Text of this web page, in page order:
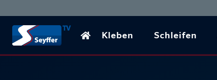
Kleben Schleifen